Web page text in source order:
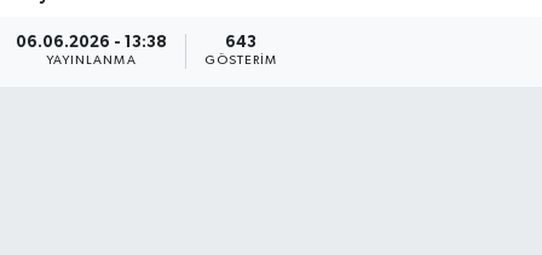
06.06.2026 - 13:38
YAYINLANMA
643
GÖSTERIM
Resmi İlanlar